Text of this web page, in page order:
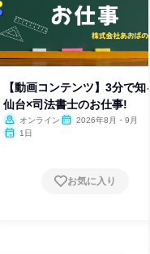
【動画コンテンツ】3分で知
仙台×司法書士のお仕事!
オンライン
2026年8月・9月
1日
お気に入り